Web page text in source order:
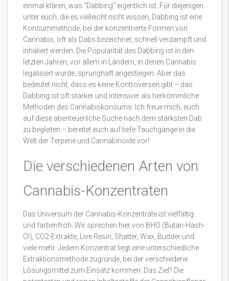
einmal klären, was "Dabbing" eigentlich ist. Für diejenigen
unter euch, die es vielleicht nicht wissen, Dabbing ist eine
Konsummethode, bei der konzentrierte Formen von
Cannabis, oft als Dabs bezeichnet, schnell verdampft und
inhaliert werden. Die Popularität des Dabbing ist in den
letzten Jahren, vor allem in Ländern, in denen Cannabis
legalisiert wurde, sprunghaft angestiegen. Aber das
bedeutet nicht, dass es keine Kontroversen gibt – das
Dabbing ist oft stärker und intensiver als herkömmliche
Methoden des Cannabiskonsums. Ich freue mich, euch
auf diese abenteuerliche Suche nach dem stärksten Dab
zu begleiten – bereitet euch auf tiefe Tauchgänge in die
Welt der Terpene und Cannabinoide vor!
Die verschiedenen Arten von
Cannabis-Konzentraten
Das Universum der Cannabis-Konzentrate ist vielfältig
und farbenfroh. Wir sprechen hier von BHO (Butan-Hash-
Öl), CO2-Extrakte, Live Resin, Shatter, Wax, Budder und
viele mehr. Jedem Konzentrat liegt eine unterschiedliche
Extraktionsmethode zugrunde, bei der verschiedene
Lösungsmittel zum Einsatz kommen. Das Ziel? Die